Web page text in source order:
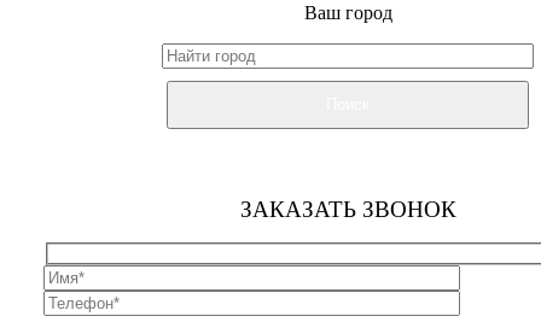
Ваш город
ЗАКАЗАТЬ ЗВОНОК